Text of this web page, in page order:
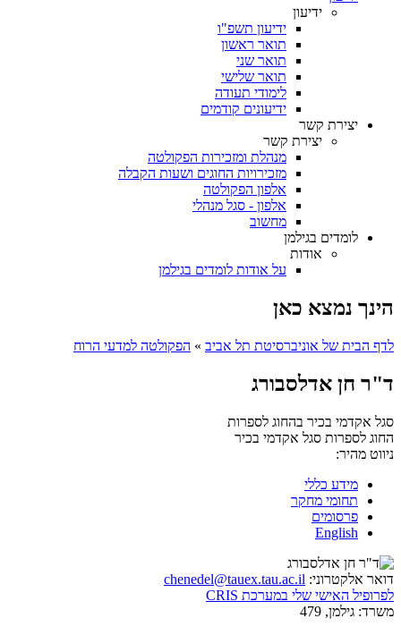
ידיעון
ידיעון תשפ"ו
תואר ראשון
תואר שני
תואר שלישי
לימודי תעודה
ידיעונים קודמים
יצירת קשר
יצירת קשר
מנהלת ומזכירות הפקולטה
מזכירויות החוגים ושעות הקבלה
אלפון הפקולטה
אלפון - סגל מנהלי
מחשוב
לומדים בגילמן
אודות
על אודות לומדים בגילמן
הינך נמצא כאן
לדף הבית של אוניברסיטת תל אביב » הפקולטה למדעי הרוח
ד"ר חן אדלסבורג
סגל אקדמי בכיר בהחוג לספרות
החוג לספרות סגל אקדמי בכיר
ניווט מהיר:
מידע כללי
תחומי מחקר
פרסומים
English
דואר אלקטרוני: chenedel@tauex.tau.ac.il
לפרופיל האישי שלי במערכת CRIS
משרד: גילמן, 479